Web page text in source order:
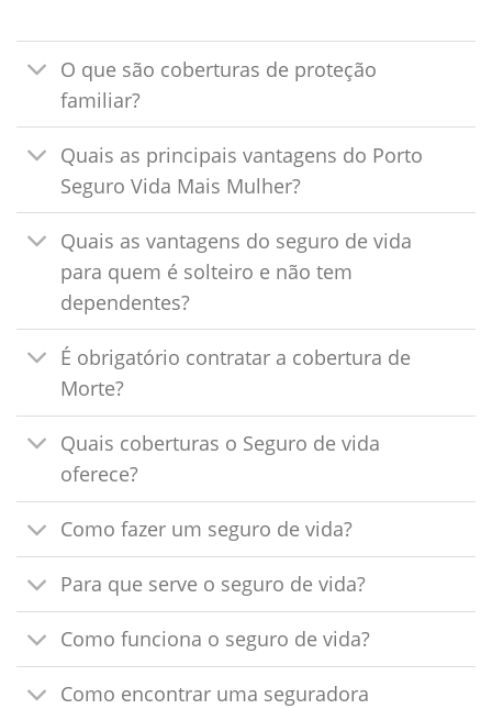
O que são coberturas de proteção
familiar?
Quais as principais vantagens do Porto
Seguro Vida Mais Mulher?
Quais as vantagens do seguro de vida
para quem é solteiro e não tem
dependentes?
É obrigatório contratar a cobertura de
Morte?
Quais coberturas o Seguro de vida
oferece?
Como fazer um seguro de vida?
Para que serve o seguro de vida?
Como funciona o seguro de vida?
Como encontrar uma seguradora